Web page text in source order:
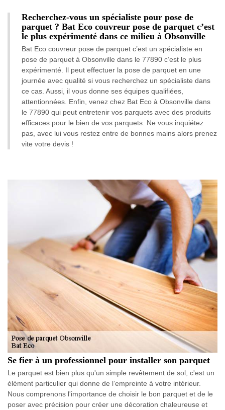
Recherchez-vous un spécialiste pour pose de
parquet ? Bat Eco couvreur pose de parquet c’est
le plus expérimenté dans ce milieu à Obsonville
Bat Eco couvreur pose de parquet c’est un spécialiste en
pose de parquet à Obsonville dans le 77890 c’est le plus
expérimenté. Il peut effectuer la pose de parquet en une
journée avec qualité si vous recherchez un spécialiste dans
ce cas. Aussi, il vous donne ses équipes qualifiées,
attentionnées. Enfin, venez chez Bat Eco à Obsonville dans
le 77890 qui peut entretenir vos parquets avec des produits
efficaces pour le bien de vos parquets. Ne vous inquiétez
pas, avec lui vous restez entre de bonnes mains alors prenez
vite votre devis !
Se fier à un professionnel pour installer son parquet
Le parquet est bien plus qu'un simple revêtement de sol, c'est un
élément particulier qui donne de l’empreinte à votre intérieur.
Nous comprenons l'importance de choisir le bon parquet et de le
poser avec précision pour créer une décoration chaleureuse et